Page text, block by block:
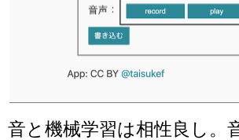
音と機械学習は相性良し。